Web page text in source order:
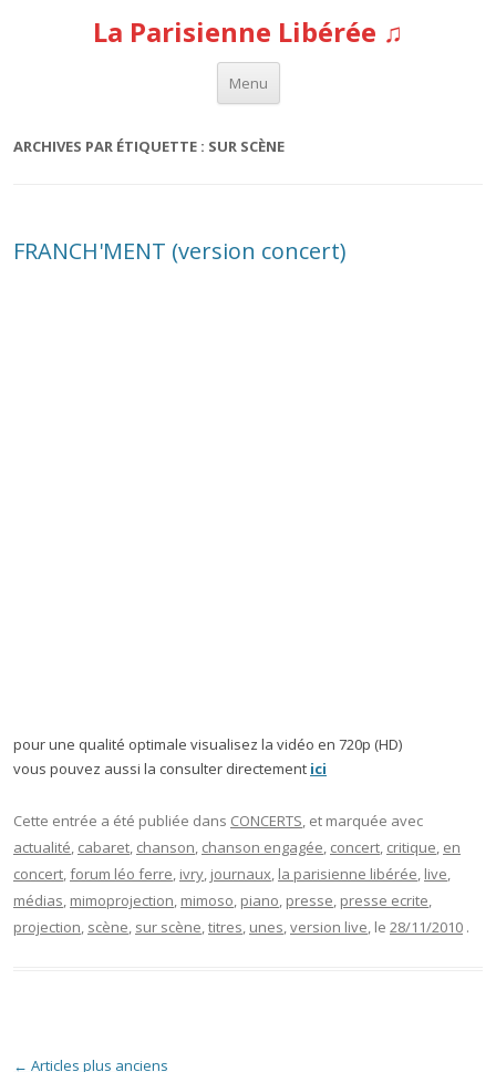
La Parisienne Libérée ♫
Menu
Aller au contenu
ARCHIVES PAR ÉTIQUETTE : SUR SCÈNE
FRANCH'MENT (version concert)
pour une qualité optimale visualisez la vidéo en 720p (HD)
vous pouvez aussi la consulter directement ici
Cette entrée a été publiée dans CONCERTS, et marquée avec
actualité, cabaret, chanson, chanson engagée, concert, critique, en
concert,forum léo ferre, ivry, journaux, la parisienne libérée, live,
médias, mimoprojection, mimoso, piano, presse, presse ecrite,
projection, scène, sur scène,titres, unes,version live, le 28/11/2010 .
Navigation des articles
← Articles plus anciens